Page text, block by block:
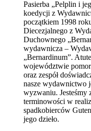
Pasierba „Pelplin i
koedycji z
początkiem 1998
Diecezjalnego z
Duchownego
wydawnicza –
„Bernardinum”.
województwie
oraz zespół
nasze wydawnictwo
wyzwaniu. Jesteśmy
terminowości w
spadkobierców
jego dzieło.